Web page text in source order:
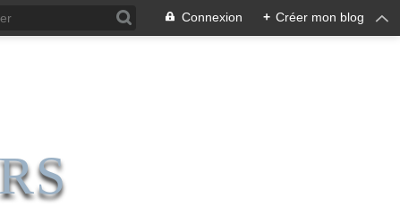
Connexion + Créer mon blog